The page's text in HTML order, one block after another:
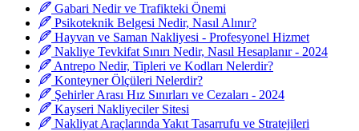
Gabari Nedir ve Trafikteki Önemi
Psikoteknik Belgesi Nedir, Nasıl Alınır?
Hayvan ve Saman Nakliyesi - Profesyonel Hizmet
Nakliye Tevkifat Sınırı Nedir, Nasıl Hesaplanır - 2024
Antrepo Nedir, Tipleri ve Kodları Nelerdir?
Konteyner Ölçüleri Nelerdir?
Şehirler Arası Hız Sınırları ve Cezaları - 2024
Kayseri Nakliyeciler Sitesi
Nakliyat Araçlarında Yakıt Tasarrufu ve Stratejileri